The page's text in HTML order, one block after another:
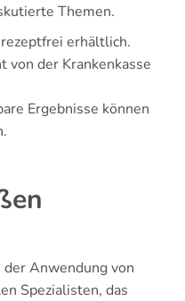
Themen.
erhältlich.
von der Krankenkasse
Ergebnisse können
Anwendung von
Spezialisten, das